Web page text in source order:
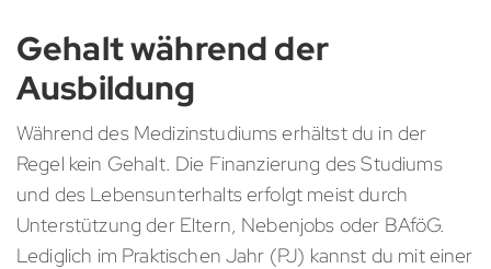
Gehalt während der
Ausbildung
Während des Medizinstudiums erhältst du in der
Regel kein Gehalt. Die Finanzierung des Studiums
und des Lebensunterhalts erfolgt meist durch
Unterstützung der Eltern, Nebenjobs oder BAföG.
Lediglich im Praktischen Jahr (PJ) kannst du mit einer